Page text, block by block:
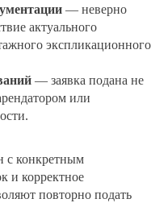
— неверно
актуального
экспликационного
— заявка подана не
или
с конкретным
и корректное
повторно подать